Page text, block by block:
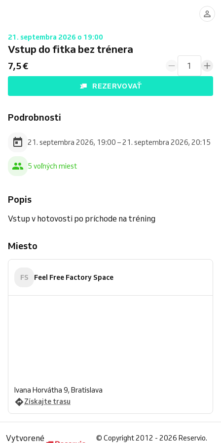
21. septembra 2026 o 19:00
Vstup do fitka bez trénera
7,5 € 1
REZERVOVAŤ
Podrobnosti
21. septembra 2026, 19:00 – 21. septembra 2026, 20:15
5 voľných miest
Popis
Vstup v hotovosti po príchode na tréning
Miesto
FS Feel Free Factory Space
Ivana Horvátha 9, Bratislava
Získajte trasu
Vytvorené © Copyright 2012 - 2026 Reservio.